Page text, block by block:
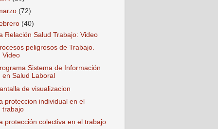
(72)
(40)
Relación Salud Trabajo: Video
peligrosos de Trabajo.
Video
Sistema de Información
en Salud Laboral
de visualizacion
proteccion individual en el
trabajo
protección colectiva en el trabajo